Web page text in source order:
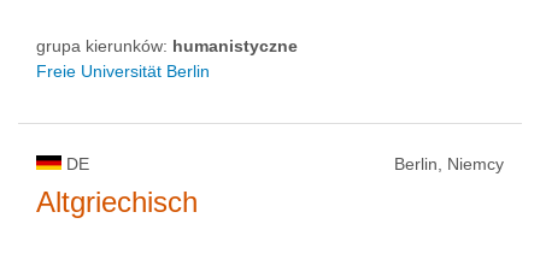
grupa kierunków: humanistyczne
Freie Universität Berlin
DE Berlin, Niemcy
Altgriechisch